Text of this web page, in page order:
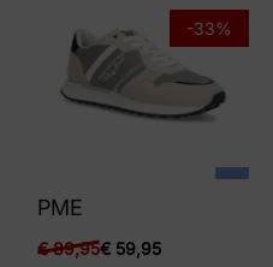
-33%
PME
€89,95€ 59,95